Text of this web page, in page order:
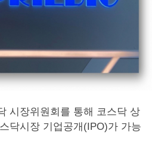
시장위원회를 통해 코스닥 상
닥시장 기업공개(IPO)가 가능